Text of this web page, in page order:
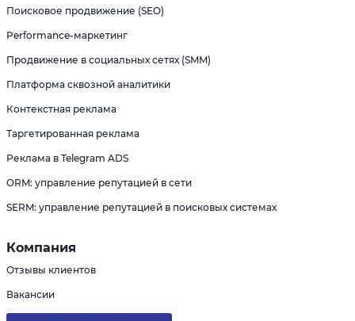
Поисковое продвижение (SEO)
Performance-маркетинг
Продвижение в социальных сетях (SMM)
Платформа сквозной аналитики
Контекстная реклама
Таргетированная реклама
Реклама в Telegram ADS
ORM: управление репутацией в сети
SERM: управление репутацией в поисковых системах
Компания
Отзывы клиентов
Вакансии